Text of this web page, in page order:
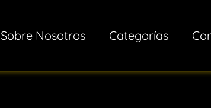
Sobre Nosotros Categorías